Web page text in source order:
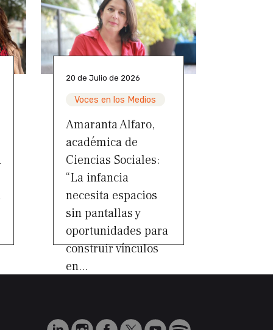
20 de Julio de 2026
Voces en los Medios
Amaranta Alfaro,
académica de
Ciencias Sociales:
“La infancia
necesita espacios
sin pantallas y
oportunidades para
construir vínculos
en...